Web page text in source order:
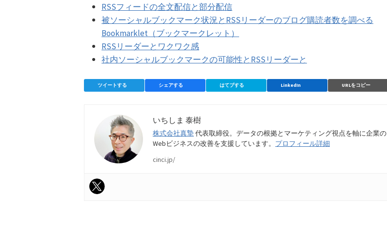
RSSフィードの全文配信と部分配信
被ソーシャルブックマーク状況とRSSリーダーのブログ購読者数を調べる
Bookmarklet（ブックマークレット）
RSSリーダーとワクワク感
社内ソーシャルブックマークの可能性とRSSリーダーと
ツイートする シェアする はてブする LinkedIn URLをコピー
いちしま 泰樹
株式会社真摯代表取締役。データの根拠とマーケティング視点を軸に企業の
Webビジネスの改善を支援しています。 プロフィール詳細
cinci.jp/